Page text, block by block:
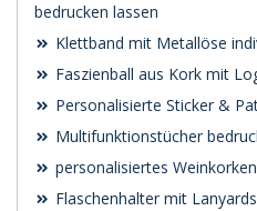
bedrucken lassen
Klettband mit Metallöse
Faszienball aus Kork mit
Personalisierte Sticker &
Multifunktionstücher
personalisiertes Weinkorken
Flaschenhalter mit